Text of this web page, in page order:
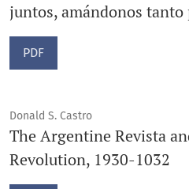
juntos, amándonos
PDF
Donald S. Castro
The Argentine Revista
Revolution, 1930-1032